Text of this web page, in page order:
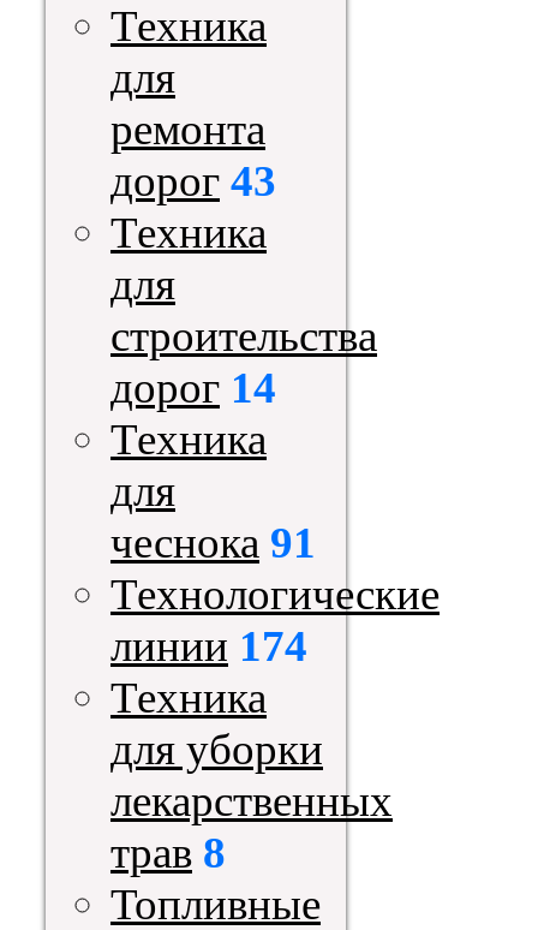
Техника
для
ремонта
дорог 43
Техника
для
строительства
дорог 14
Техника
для
чеснока 91
Технологические
линии 174
Техника
для уборки
лекарственных
трав 8
Топливные